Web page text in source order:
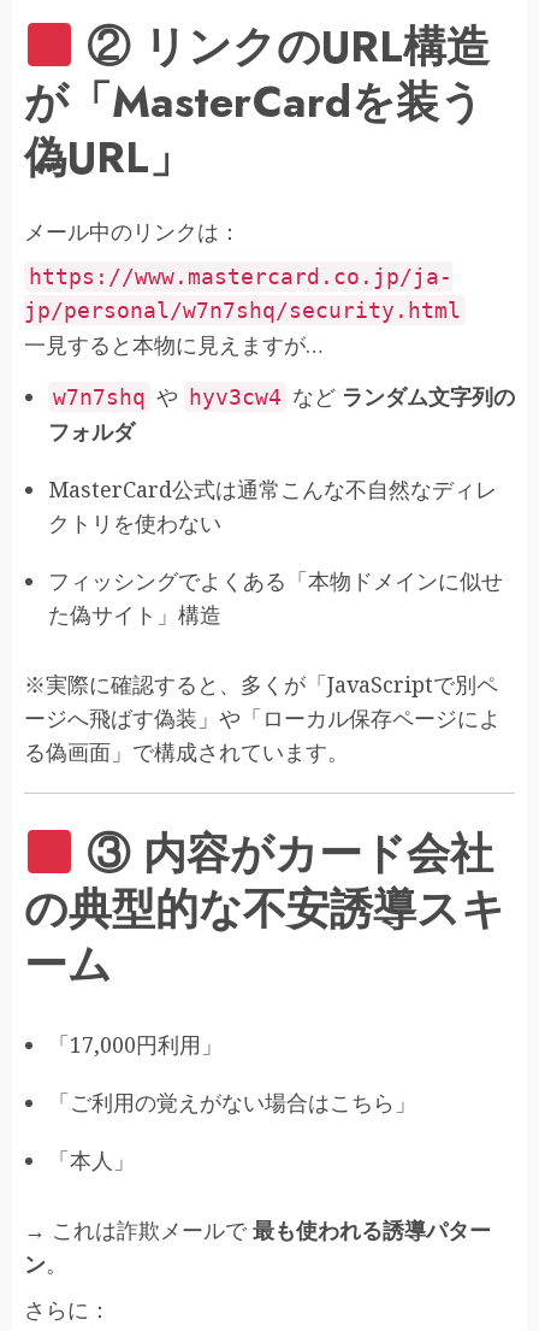
② リンクのURL構造
が「MasterCardを装う
偽URL」
メール中のリンクは：
https://www.mastercard.co.jp/ja-
jp/personal/w7n7shq/security.html
一見すると本物に見えますが…
w7n7shq や hyv3cw4 など ランダム文字列の
フォルダ
MasterCard公式は通常こんな不自然なディレ
クトリを使わない
フィッシングでよくある「本物ドメインに似せ
た偽サイト」構造
※実際に確認すると、多くが「JavaScriptで別ペ
ージへ飛ばす偽装」や「ローカル保存ページによ
る偽画面」で構成されています。
③ 内容がカード会社
の典型的な不安誘導スキ
ーム
「17,000円利用」
「ご利用の覚えがない場合はこちら」
「本人」
→ これは詐欺メールで最も使われる誘導パター
ン。
さらに：